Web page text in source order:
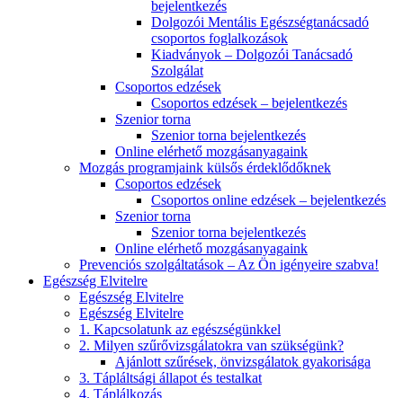
bejelentkezés
Dolgozói Mentális Egészségtanácsadó
csoportos foglalkozások
Kiadványok – Dolgozói Tanácsadó
Szolgálat
Csoportos edzések
Csoportos edzések – bejelentkezés
Szenior torna
Szenior torna bejelentkezés
Online elérhető mozgásanyagaink
Mozgás programjaink külsős érdeklődőknek
Csoportos edzések
Csoportos online edzések – bejelentkezés
Szenior torna
Szenior torna bejelentkezés
Online elérhető mozgásanyagaink
Prevenciós szolgáltatások – Az Ön igényeire szabva!
Egészség Elvitelre
Egészség Elvitelre
Egészség Elvitelre
1. Kapcsolatunk az egészségünkkel
2. Milyen szűrővizsgálatokra van szükségünk?
Ajánlott szűrések, önvizsgálatok gyakorisága
3. Tápláltsági állapot és testalkat
4. Táplálkozás